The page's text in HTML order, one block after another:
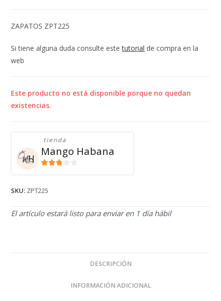
ZAPATOS ZPT225
Si tiene alguna duda consulte estetutorial de compra en la
web
Este producto no está disponible porque no quedan
existencias.
tienda
Mango Habana
SKU: ZPT225
El artículo estará listo para enviar en 1 día hábil
DESCRIPCIÓN
INFORMACIÓN ADICIONAL